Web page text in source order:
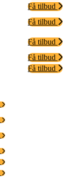
Få tilbud
Få tilbud
Få tilbud
Få tilbud
Få tilbud